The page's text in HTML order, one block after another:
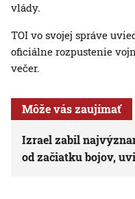
vlády.
TOI vo svojej správe
oficiálne rozpustenie
večer.
Môže vás zaujímať
Izrael zabil
od začiatku bojov,